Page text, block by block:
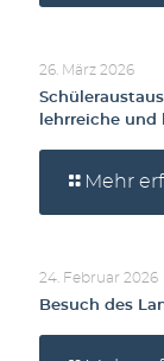
26. März 2026
lehrreiche und
Mehr
24. Februar 2026
Besuch des